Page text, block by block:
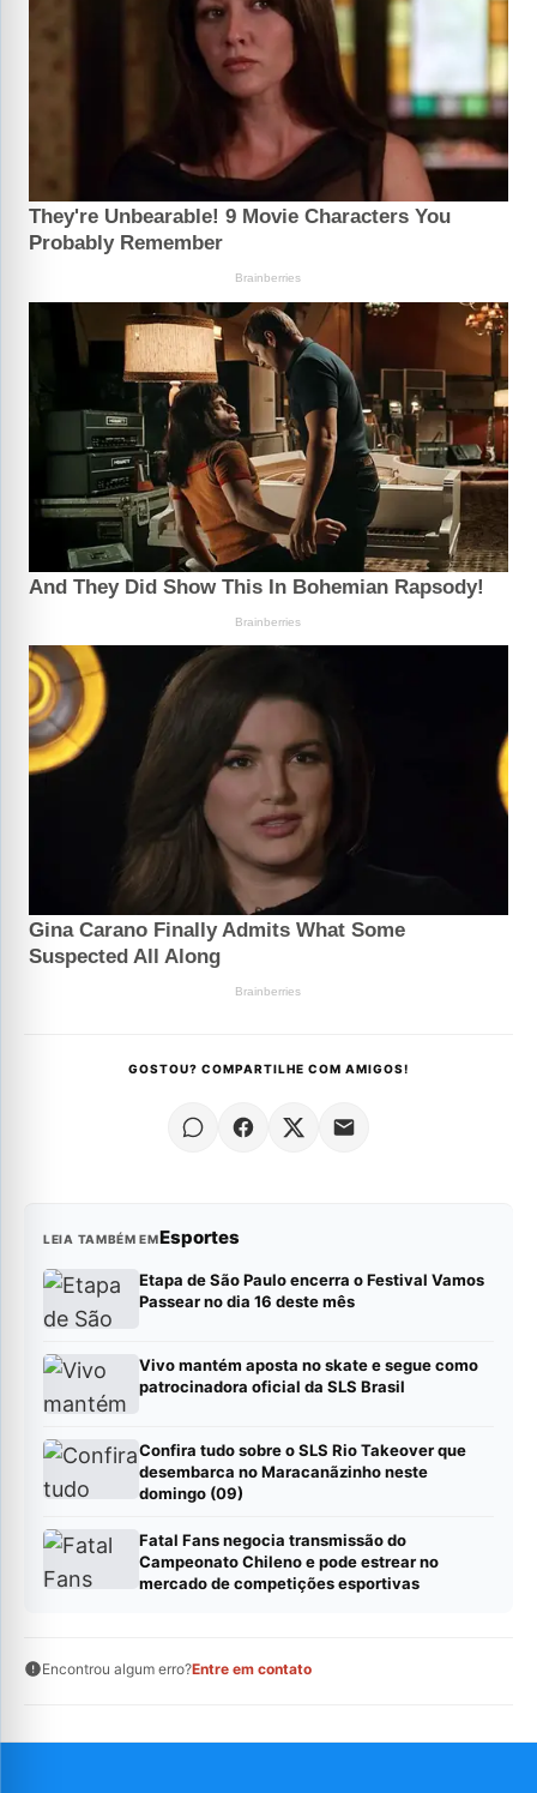
GOSTOU? COMPARTILHE COM AMIGOS!
LEIA TAMBÉM EMEsportes
Etapa de São Paulo encerra o Festival Vamos
Passear no dia 16 deste mês
Vivo mantém aposta no skate e segue como
patrocinadora oficial da SLS Brasil
Confira tudo sobre o SLS Rio Takeover que
desembarca no Maracanãzinho neste
domingo (09)
Fatal Fans negocia transmissão do
Campeonato Chileno e pode estrear no
mercado de competições esportivas
Encontrou algum erro?Entre em contato